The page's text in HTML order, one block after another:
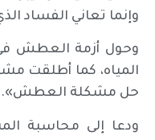
وإنما تعاني الفساد
وحول أزمة العطش في
حل مشكلة العطش».
ودعا إلى محاسبة